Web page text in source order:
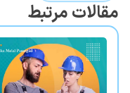
مقالات مرتبط